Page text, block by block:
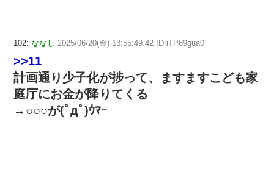
102: ななし 2025/06/20(金) 13:55:49.42 ID:iTP69gua0
>>11
計画通り少子化が捗って、ますますこども家
庭庁にお金が降りてくる
→○○○が(ﾟдﾟ)ｳﾏｰ